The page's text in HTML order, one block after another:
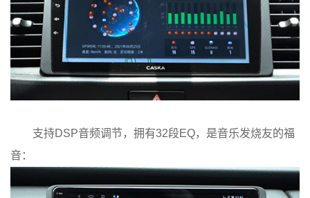
支持DSP音频调节，拥有32段EQ，是音乐发烧友的福
音：